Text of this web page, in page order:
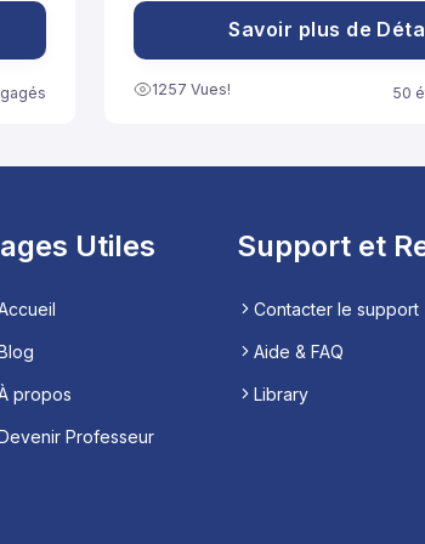
immunitaire et promouvoir la santé
Savoir plus de
1257 Vues! 50
Utiles
propos
Professeur
Support et
Contacter le support
Aide & FAQ
Library